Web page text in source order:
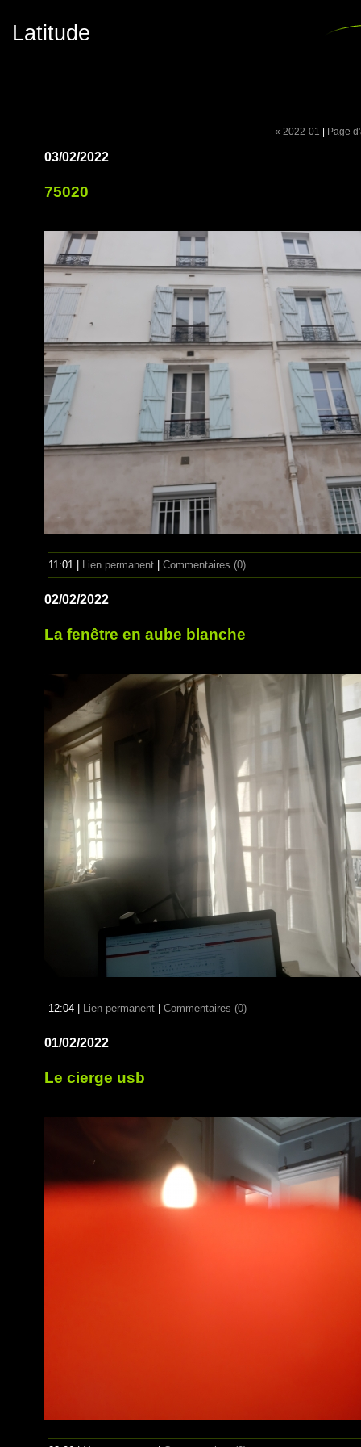
Latitude
« 2022-01 | Page
03/02/2022
75020
11:01 | Lien permanent Commentaires (0)
02/02/2022
La fenêtre en aube blanche
12:04 | Lien permanent Commentaires (0)
01/02/2022
Le cierge usb